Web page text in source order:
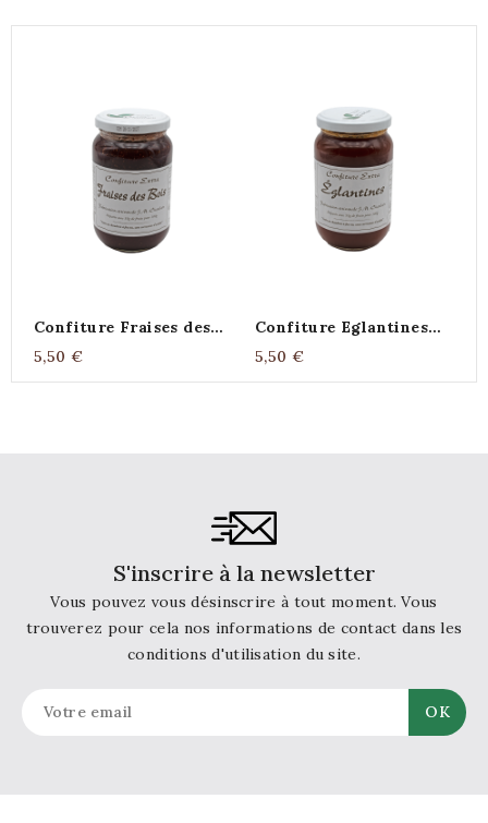
Confiture Fraises des
bois 420g
5,50 €
Confiture Eglantines
420g
5,50 €
S'inscrire à la newsletter
Vous pouvez vous désinscrire à tout moment. Vous
trouverez pour cela nos informations de contact dans les
conditions d'utilisation du site.